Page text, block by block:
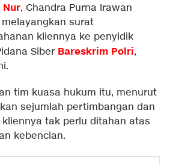
Nur, Chandra Purna Irawan
surat
kliennya ke penyidik
Siber Bareskrim Polri,
tim kuasa hukum itu, menurut
sejumlah pertimbangan dan
tak perlu ditahan atas
kebencian.